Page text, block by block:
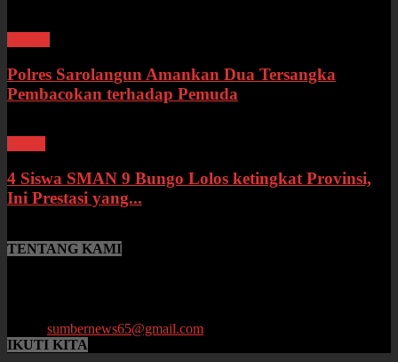
Polres Sarolangun Amankan Dua Tersangka
Pembacokan terhadap Pemuda
4 Siswa SMAN 9 Bungo Lolos ketingkat Provinsi,
Ini Prestasi yang...
TENTANG KAMI
sumbernews65@gmail.com
IKUTI KITA